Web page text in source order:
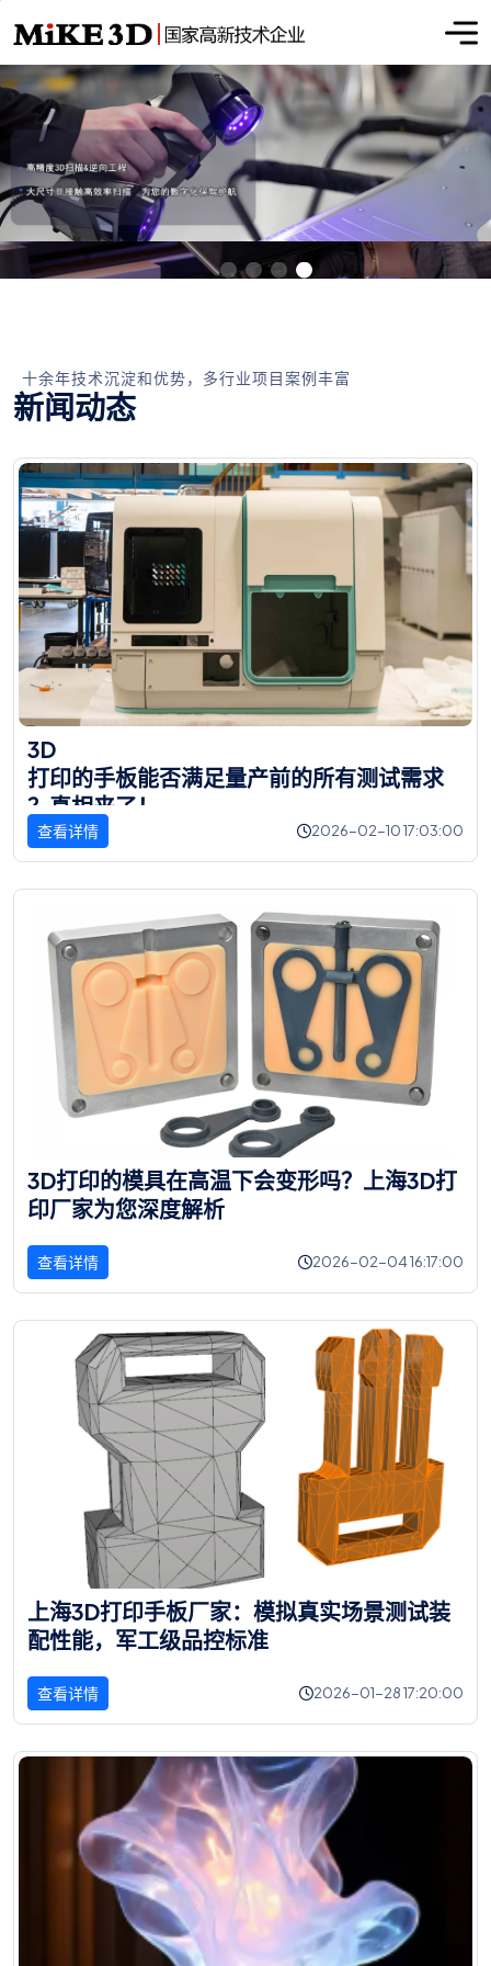
十余年技术沉淀和优势，多行业项目案例丰富
新闻动态
3D
打印的手板能否满足量产前的所有测试需求
？ 真相来了 ！
查看详情 2026-02-10 17:03:00
3D打印的模具在高温下会变形吗？ 上海3D打
印厂家为您深度解析
查看详情 2026-02-04 16:17:00
上海3D打印手板厂家： 模拟真实场景测试装
配性能， 军工级品控标准
查看详情 2026-01-28 17:20:00